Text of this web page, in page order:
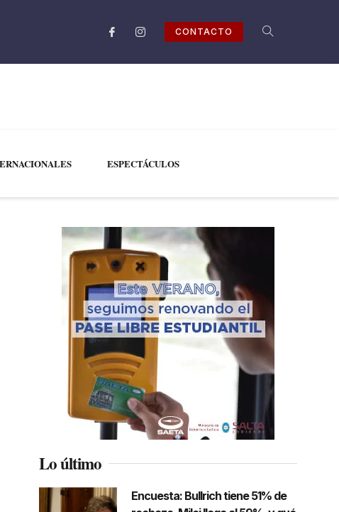
CONTACTO
ESPECTÁCULOS
Lo último
Encuesta: Bullrich tiene 51% de